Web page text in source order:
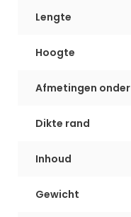
Lengte
Hoogte
Afmetingen onder
Dikte rand
Inhoud
Gewicht